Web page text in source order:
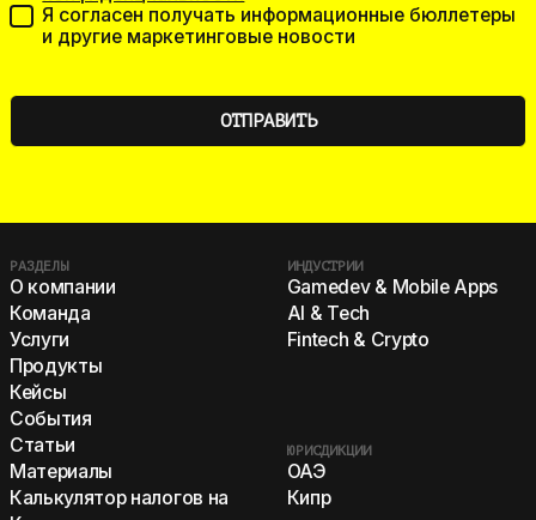
Я согласен получать информационные бюллетеры
и другие маркетинговые новости
РАЗДЕЛЫ
О компании
Команда
Услуги
Продукты
Кейсы
События
Статьи
Материалы
Калькулятор налогов на
ИНДУСТРИИ
Gamedev & Mobile Apps
AI & Tech
Fintech & Crypto
ЮРИСДИКЦИИ
ОАЭ
Кипр